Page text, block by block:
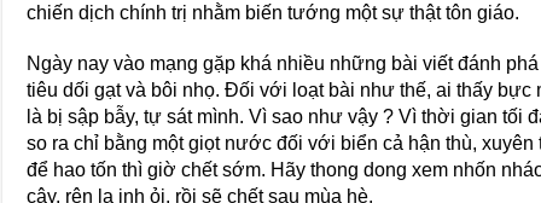
chiến dịch chính trị nhằm biến tướng một sự thật tôn giáo.
Ngày nay vào mạng gặp khá nhiều những bài viết đánh
tiêu dối gạt và bôi nhọ. Đối với loạt bài như thế, ai thấy bực
là bị sập bẫy, tự sát mình. Vì sao như vậy ? Vì thời gian tối
so ra chỉ bằng một giọt nước đối với biển cả hận thù,
để hao tốn thì giờ chết sớm. Hãy thong dong xem nhốn
cây, rên la inh ỏi, rồi sẽ chết sau mùa hè.